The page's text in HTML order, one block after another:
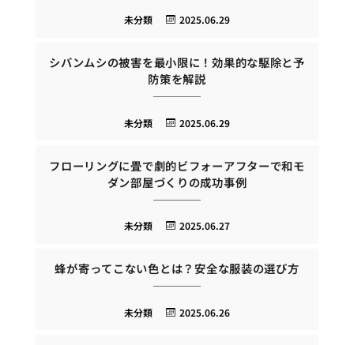
2025.06.29
未分類
シバンムシの被害を最小限に！効果的な駆除と予
防策を解説
2025.06.29
未分類
フローリングに畳で劇的ビフォーアフターで和モ
ダン部屋づくりの成功事例
2025.06.27
未分類
蜂が寄ってこない色とは？安全な服装の選び方
2025.06.26
未分類